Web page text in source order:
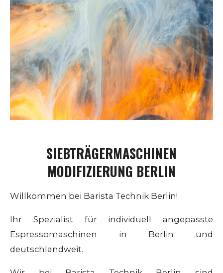
SIEBTRÄGERMASCHINEN
MODIFIZIERUNG BERLIN
Willkommen bei Barista Technik Berlin!
Ihr Spezialist für individuell angepasste
Espressomaschinen in Berlin und
deutschlandweit.